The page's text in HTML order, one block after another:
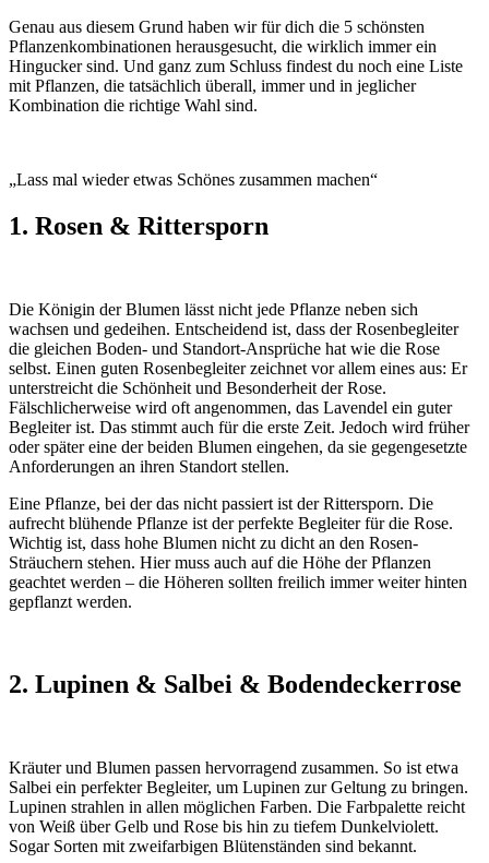
Genau aus diesem Grund haben wir für dich die 5 schönsten
Pflanzenkombinationen herausgesucht, die wirklich immer ein
Hingucker sind. Und ganz zum Schluss findest du noch eine Liste
mit Pflanzen, die tatsächlich überall, immer und in jeglicher
Kombination die richtige Wahl sind.
„Lass mal wieder etwas Schönes zusammen machen“
1. Rosen & Rittersporn
Die Königin der Blumen lässt nicht jede Pflanze neben sich
wachsen und gedeihen. Entscheidend ist, dass der Rosenbegleiter
die gleichen Boden- und Standort-Ansprüche hat wie die Rose
selbst. Einen guten Rosenbegleiter zeichnet vor allem eines aus: Er
unterstreicht die Schönheit und Besonderheit der Rose.
Fälschlicherweise wird oft angenommen, das Lavendel ein guter
Begleiter ist. Das stimmt auch für die erste Zeit. Jedoch wird früher
oder später eine der beiden Blumen eingehen, da sie gegengesetzte
Anforderungen an ihren Standort stellen.
Eine Pflanze, bei der das nicht passiert ist der Rittersporn. Die
aufrecht blühende Pflanze ist der perfekte Begleiter für die Rose.
Wichtig ist, dass hohe Blumen nicht zu dicht an den Rosen-
Sträuchern stehen. Hier muss auch auf die Höhe der Pflanzen
geachtet werden – die Höheren sollten freilich immer weiter hinten
gepflanzt werden.
2. Lupinen & Salbei & Bodendeckerrose
Kräuter und Blumen passen hervorragend zusammen. So ist etwa
Salbei ein perfekter Begleiter, um Lupinen zur Geltung zu bringen.
Lupinen strahlen in allen möglichen Farben. Die Farbpalette reicht
von Weiß über Gelb und Rose bis hin zu tiefem Dunkelviolett.
Sogar Sorten mit zweifarbigen Blütenständen sind bekannt.